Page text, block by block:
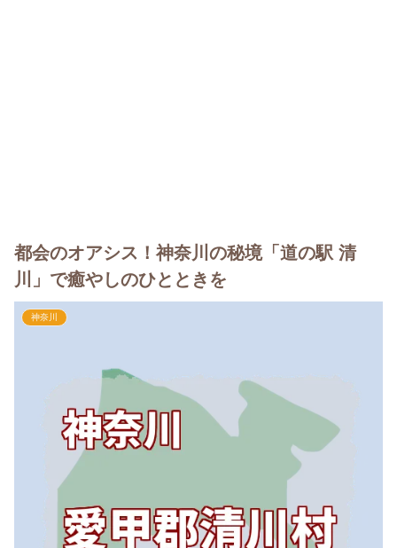
都会のオアシス！神奈川の秘境「道の駅 清
川」で癒やしのひとときを
神奈川